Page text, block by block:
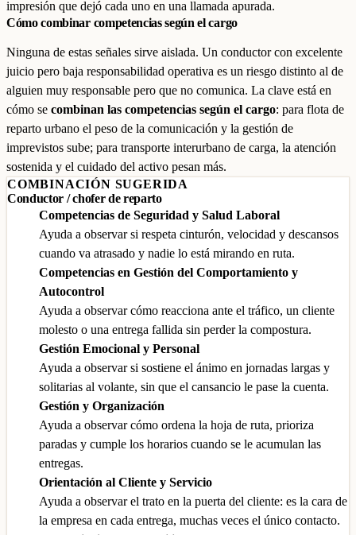
impresión que dejó cada uno en una llamada apurada.
Cómo combinar competencias según el cargo
Ninguna de estas señales sirve aislada. Un conductor con excelente
juicio pero baja responsabilidad operativa es un riesgo distinto al de
alguien muy responsable pero que no comunica. La clave está en
cómo se combinan las competencias según el cargo: para flota de
reparto urbano el peso de la comunicación y la gestión de
imprevistos sube; para transporte interurbano de carga, la atención
sostenida y el cuidado del activo pesan más.
COMBINACIÓN SUGERIDA
Conductor / chofer de reparto
Competencias de Seguridad y Salud Laboral
Ayuda a observar si respeta cinturón, velocidad y descansos
cuando va atrasado y nadie lo está mirando en ruta.
Competencias en Gestión del Comportamiento y
Autocontrol
Ayuda a observar cómo reacciona ante el tráfico, un cliente
molesto o una entrega fallida sin perder la compostura.
Gestión Emocional y Personal
Ayuda a observar si sostiene el ánimo en jornadas largas y
solitarias al volante, sin que el cansancio le pase la cuenta.
Gestión y Organización
Ayuda a observar cómo ordena la hoja de ruta, prioriza
paradas y cumple los horarios cuando se le acumulan las
entregas.
Orientación al Cliente y Servicio
Ayuda a observar el trato en la puerta del cliente: es la cara de
la empresa en cada entrega, muchas veces el único contacto.